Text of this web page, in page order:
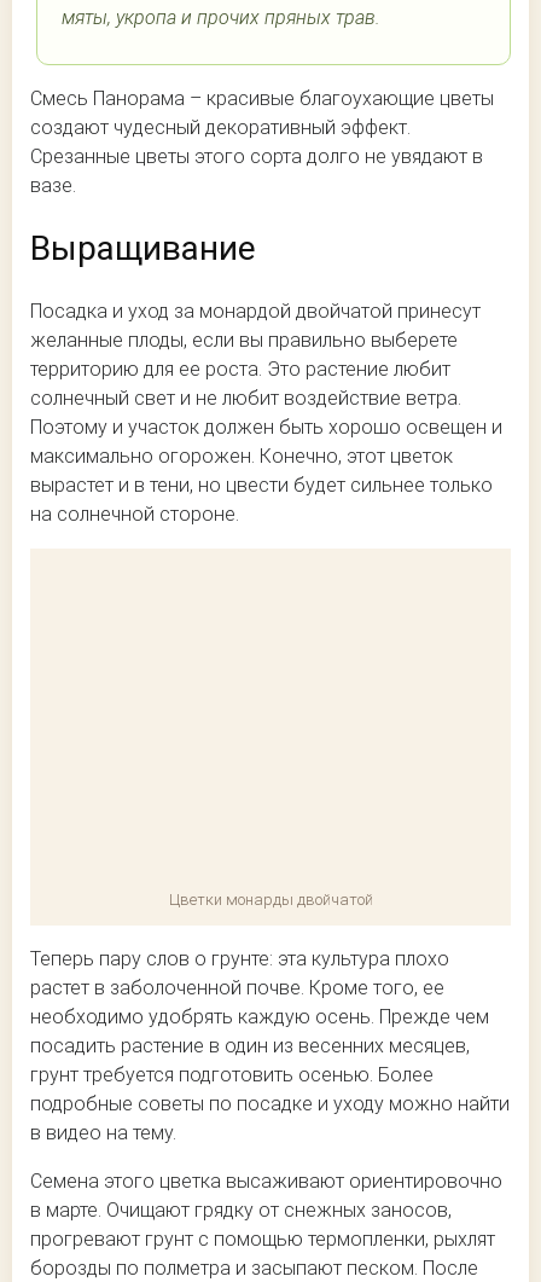
мяты, укропа и прочих пряных трав.
Смесь Панорама – красивые благоухающие цветы
создают чудесный декоративный эффект.
Срезанные цветы этого сорта долго не увядают в
вазе.
Выращивание
Посадка и уход за монардой двойчатой принесут
желанные плоды, если вы правильно выберете
территорию для ее роста. Это растение любит
солнечный свет и не любит воздействие ветра.
Поэтому и участок должен быть хорошо освещен и
максимально огорожен. Конечно, этот цветок
вырастет и в тени, но цвести будет сильнее только
на солнечной стороне.
Цветки монарды двойчатой
Теперь пару слов о грунте: эта культура плохо
растет в заболоченной почве. Кроме того, ее
необходимо удобрять каждую осень. Прежде чем
посадить растение в один из весенних месяцев,
грунт требуется подготовить осенью. Более
подробные советы по посадке и уходу можно найти
в видео на тему.
Семена этого цветка высаживают ориентировочно
в марте. Очищают грядку от снежных заносов,
прогревают грунт с помощью термопленки, рыхлят
борозды по полметра и засыпают песком. После